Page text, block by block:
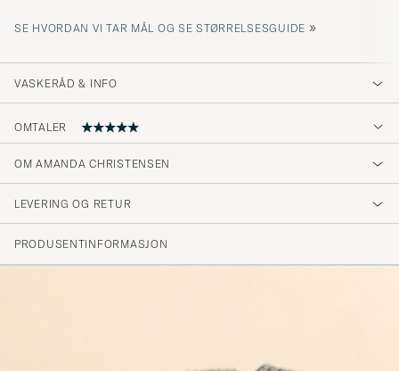
SE HVORDAN VI TAR MÅL OG SE STØRRELSESGUIDE »
VASKERÅD & INFO
OMTALER
Perfekt bredd och fin färg
PER R KJØPTE PÅ CAREOFCARL.SE
OM AMANDA CHRISTENSEN
LEVERING OG RETUR
PRODUSENTINFORMASJON